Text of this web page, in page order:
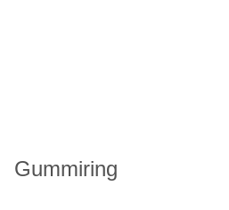
Gummiring